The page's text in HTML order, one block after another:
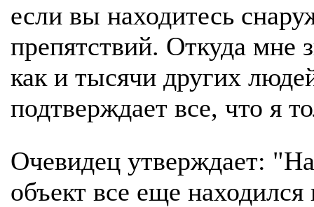
если вы находитесь
препятствий. Откуда мне
как и тысячи других
подтверждает все, что я
Очевидец утверждает:
объект все еще